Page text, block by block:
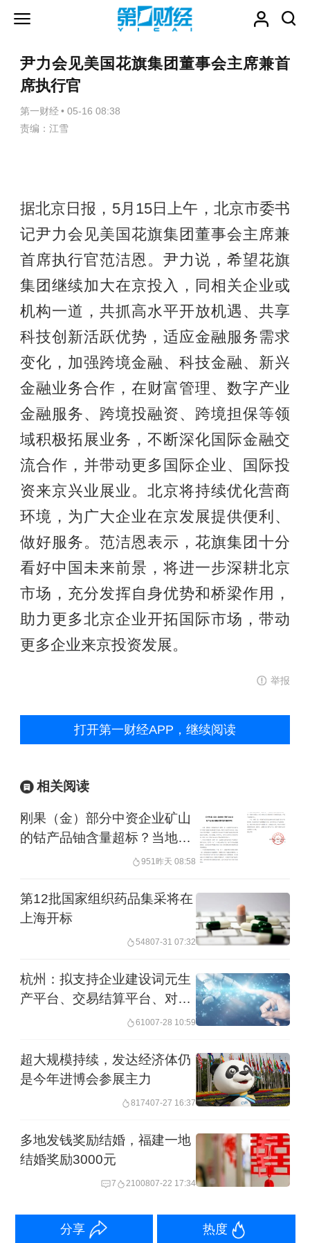
尹力会见美国花旗集团董事会主席兼首
席执行官
第一财经 • 05-16 08:38
责编：江雪
据北京日报，5月15日上午，北京市委书
记尹力会见美国花旗集团董事会主席兼
首席执行官范洁恩。尹力说，希望花旗
集团继续加大在京投入，同相关企业或
机构一道，共抓高水平开放机遇、共享
科技创新活跃优势，适应金融服务需求
变化，加强跨境金融、科技金融、新兴
金融业务合作，在财富管理、数字产业
金融服务、跨境投融资、跨境担保等领
域积极拓展业务，不断深化国际金融交
流合作，并带动更多国际企业、国际投
资来京兴业展业。北京将持续优化营商
环境，为广大企业在京发展提供便利、
做好服务。范洁恩表示，花旗集团十分
看好中国未来前景，将进一步深耕北京
市场，充分发挥自身优势和桥梁作用，
助力更多北京企业开拓国际市场，带动
更多企业来京投资发展。
举报
打开第一财经APP，继续阅读
相关阅读
刚果（金）部分中资企业矿山
的钴产品铀含量超标？当地中
资矿企协会回应：报道不实
951昨天 08:58
第12批国家组织药品集采将在
上海开标
54807-31 07:32
杭州：拟支持企业建设词元生
产平台、交易结算平台、对外
61007-28 10:59
超大规模持续，发达经济体仍
是今年进博会参展主力
817407-27 16:37
多地发钱奖励结婚，福建一地
结婚奖励3000元
7 2100807-22 17:34
分享 热度